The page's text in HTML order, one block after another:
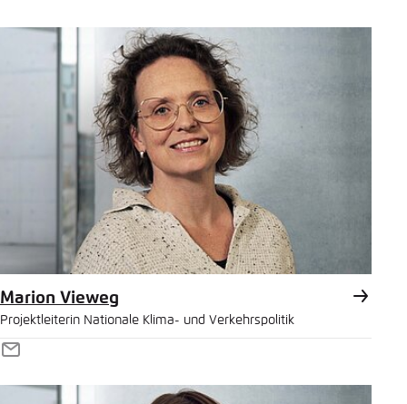
Marion Vieweg
Projektleiterin Nationale Klima- und Verkehrspolitik
E-
Mail